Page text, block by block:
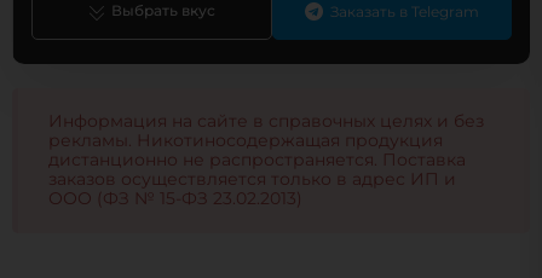
Выбрать вкус Заказать в Telegram
Информация на сайте в справочных целях и без
рекламы. Никотиносодержащая продукция
дистанционно не распространяется. Поставка
заказов осуществляется только в адрес ИП и
ООО (ФЗ № 15-ФЗ 23.02.2013)